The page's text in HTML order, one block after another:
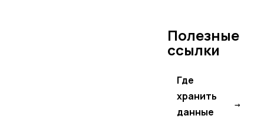
Полезные
ссылки
Где
хранить
данные
→